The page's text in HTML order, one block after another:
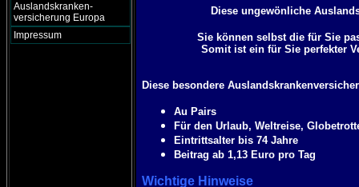
Auslandskranken-
versicherung Europa
Impressum
Diese ungewönliche
Sie können selbst die für Sie
Somit ist ein für Sie perfekter
Diese besondere
Au Pairs
Für den Urlaub, Weltreise,
Eintrittsalter bis 74 Jahre
Beitrag ab 1,13 Euro pro Tag
Wichtige Hinweise